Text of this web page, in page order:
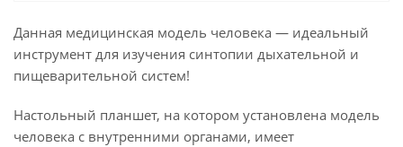
Данная медицинская модель человека — идеальный
инструмент для изучения синтопии дыхательной и
пищеварительной систем!
Настольный планшет, на котором установлена модель
человека с внутренними органами, имеет